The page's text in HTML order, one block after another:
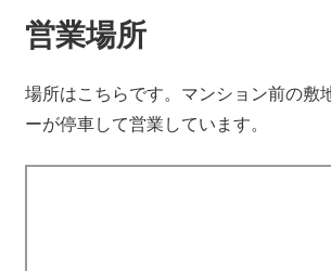
営業場所
場所はこちらです。マンション前の敷
ーが停車して営業しています。